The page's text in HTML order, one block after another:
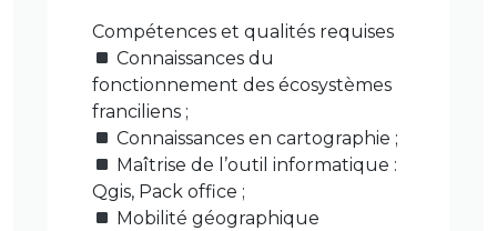
Compétences et qualités requises
Connaissances du
fonctionnement des écosystèmes
franciliens ;
Connaissances en cartographie ;
Maîtrise de l’outil informatique :
Qgis, Pack office ;
Mobilité géographique